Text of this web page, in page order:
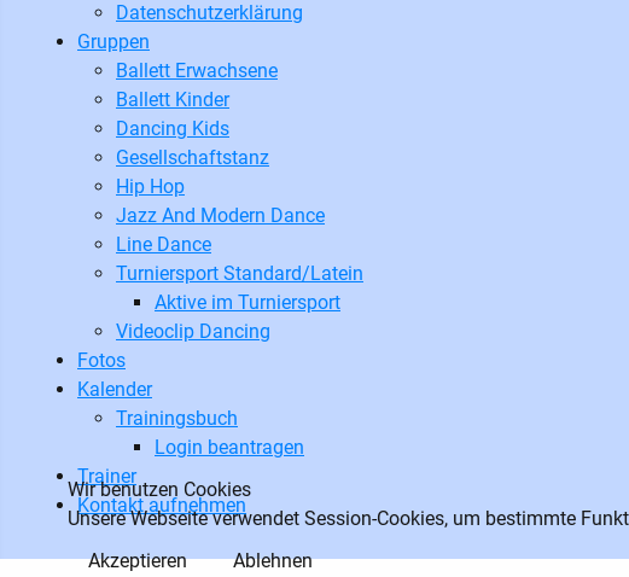
Datenschutzerklärung
Gruppen
Ballett Erwachsene
Ballett Kinder
Dancing Kids
Gesellschaftstanz
Hip Hop
Jazz And Modern Dance
Line Dance
Turniersport Standard/Latein
Aktive im Turniersport
Videoclip Dancing
Fotos
Kalender
Trainingsbuch
Login beantragen
Trainer
Kontakt aufnehmen
Wir benutzen Cookies
Unsere Webseite verwendet Session-Cookies, um bestimmte
Akzeptieren
Ablehnen